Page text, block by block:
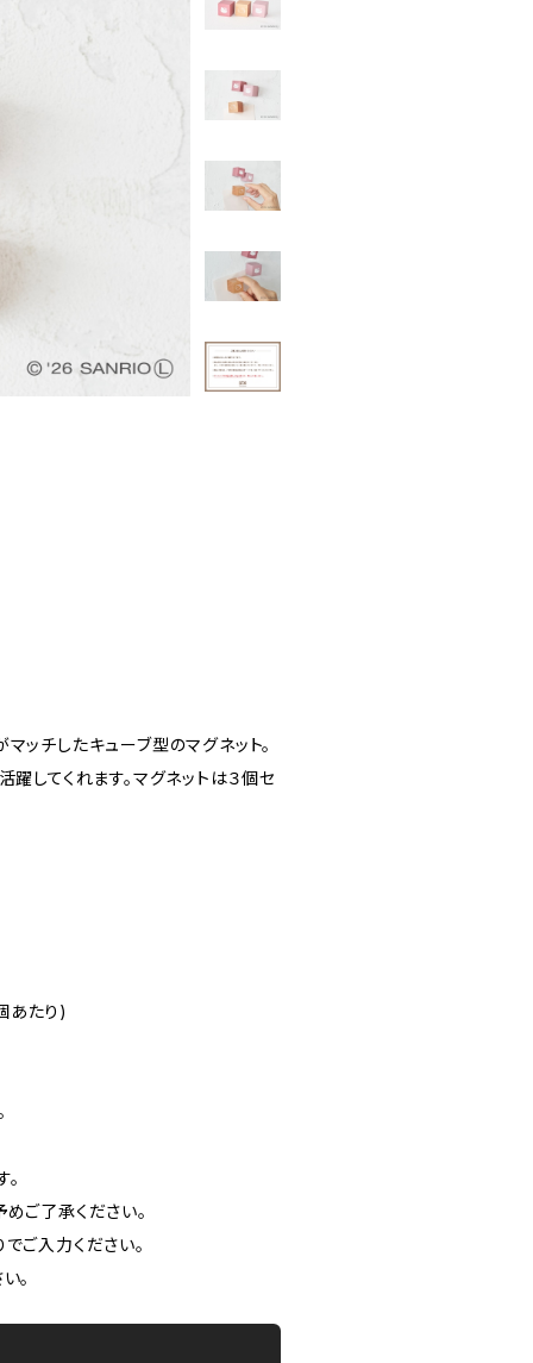
ッチしたキューブ型のマグネット。
してくれます。マグネットは３個セ
あたり)
ご了承ください。
ご入力ください。
。